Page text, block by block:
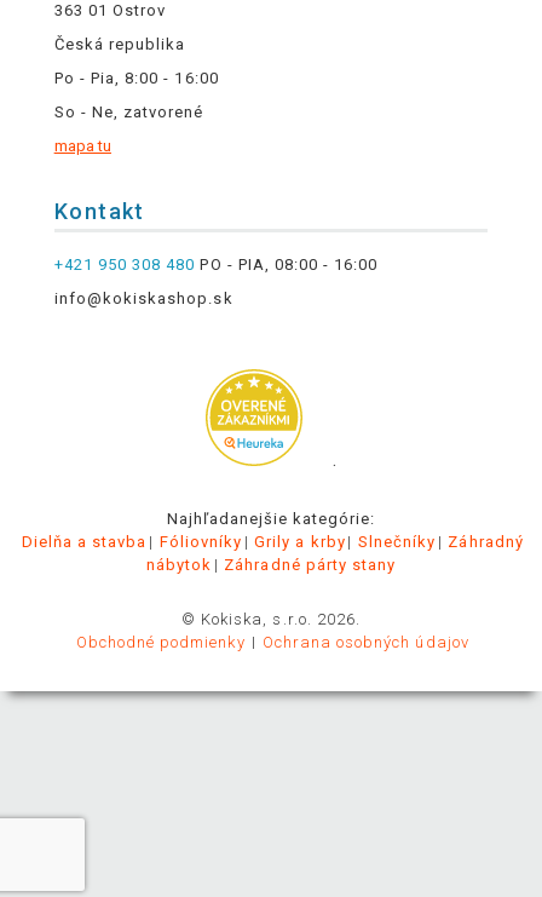
363 01 Ostrov
Česká republika
Po - Pia, 8:00 - 16:00
So - Ne, zatvorené
mapa tu
Kontakt
+421 950 308 480 PO - PIA, 08:00 - 16:00
info@kokiskashop.sk
.
Najhľadanejšie kategórie:
Dielňa a stavba
Fóliovníky Grily a krby Slnečníky
Záhradný
nábytok
Záhradné párty stany
© Kokiska, s.r.o. 2026.
Obchodné podmienky
Ochrana osobných údajov